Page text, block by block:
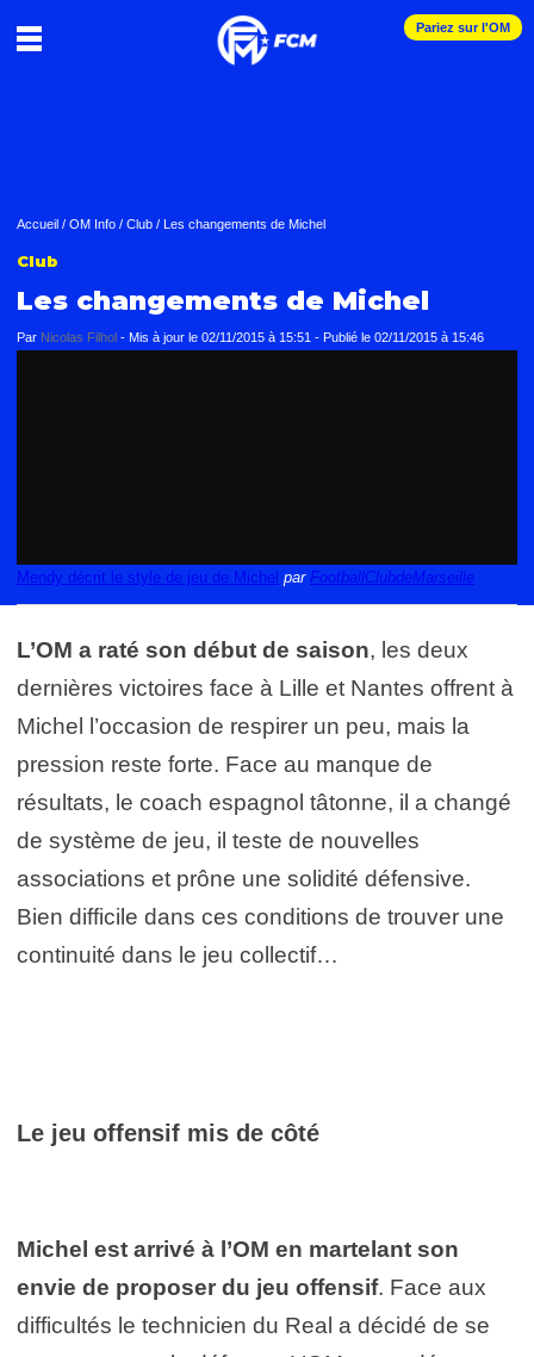
Pariez sur l'OM
Accueil / OM Info / Club / Les changements de Michel
Club
Les changements de Michel
Par Nicolas Filhol - Mis à jour le 02/11/2015 à 15:51 - Publié le 02/11/2015 à 15:46
Mendy décrit le style de jeu de Michel par FootballClubdeMarseille
L’OM a raté son début de saison, les deux
dernières victoires face à Lille et Nantes offrent à
Michel l’occasion de respirer un peu, mais la
pression reste forte. Face au manque de
résultats, le coach espagnol tâtonne, il a changé
de système de jeu, il teste de nouvelles
associations et prône une solidité défensive.
Bien difficile dans ces conditions de trouver une
continuité dans le jeu collectif…
Le jeu offensif mis de côté
Michel est arrivé à l’OM en martelant son
envie de proposer du jeu offensif. Face aux
difficultés le technicien du Real a décidé de se